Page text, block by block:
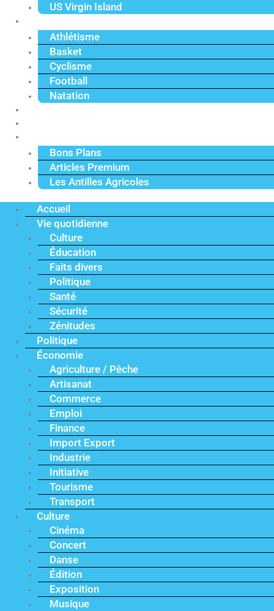
US Virgin Island
Athlétisme
Basket
Cyclisme
Football
Natation
Bons Plans
Articles Premium
Les Antilles Agricoles
Accueil
Vie quotidienne
Culture
Éducation
Faits divers
Politique
Santé
Sécurité
Zénitudes
Politique
Économie
Agriculture / Pêche
Artisanat
Commerce
Emploi
Finance
Import Export
Industrie
Initiative
Tourisme
Transport
Culture
Cinéma
Concert
Danse
Édition
Exposition
Musique